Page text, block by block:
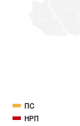
ПС
НРП